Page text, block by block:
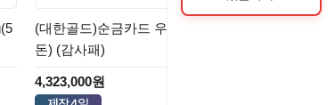
(대한골드)순금카드 우드아크릴상패 18.75g(5
돈) (감사패)
4,323,000원